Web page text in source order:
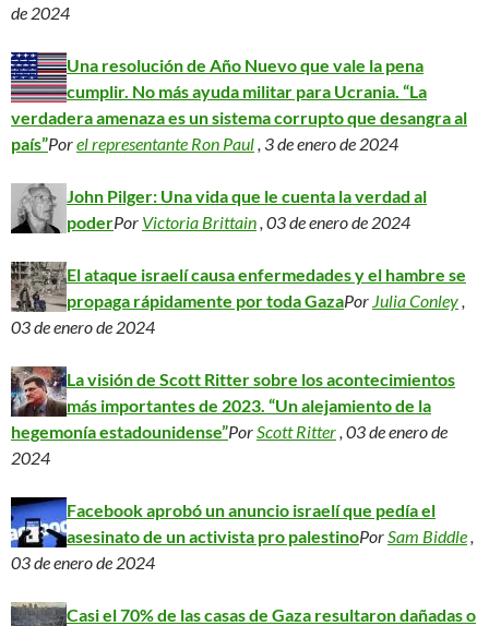
de 2024
Una resolución de Año Nuevo que vale la pena
cumplir. No más ayuda militar para Ucrania. “La
verdadera amenaza es un sistema corrupto que desangra al
país”Porel representante Ron Paul, 3 de enero de 2024
John Pilger: Una vida que le cuenta la verdad al
poderPor Victoria Brittain, 03 de enero de 2024
El ataque israelí causa enfermedades y el hambre se
propaga rápidamente por toda GazaPor Julia Conley,
03 de enero de 2024
La visión de Scott Ritter sobre los acontecimientos
más importantes de 2023. “Un alejamiento de la
hegemonía estadounidense”PorScott Ritter, 03 de enero de
2024
Facebook aprobó un anuncio israelí que pedía el
asesinato de un activista pro palestinoPorSam Biddle,
03 de enero de 2024
Casi el 70% de las casas de Gaza resultaron dañadas o